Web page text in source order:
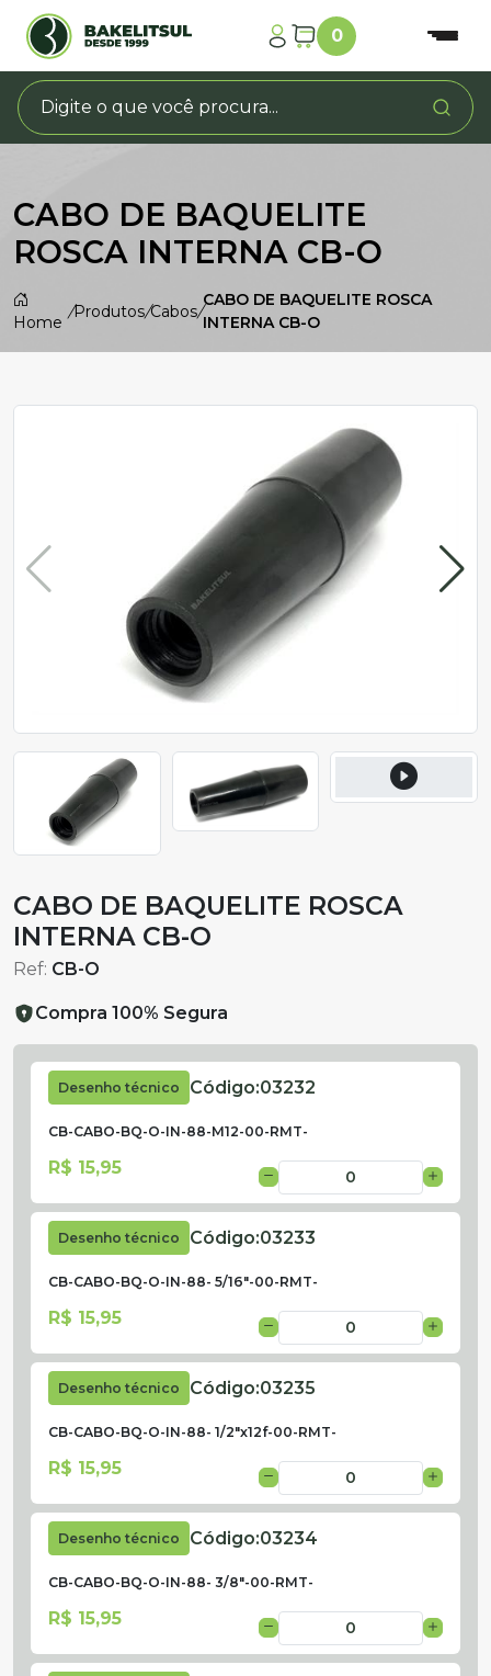
0
CABO DE BAQUELITE
ROSCA INTERNA CB-O
Home
/Produtos/Cabos/
CABO DE BAQUELITE ROSCA
INTERNA CB-O
CABO DE BAQUELITE ROSCA
INTERNA CB-O
Ref: CB-O
Compra 100% Segura
Desenho técnico Código:03232
CB-CABO-BQ-O-IN-88-M12-00-RMT-
R$ 15,95
Desenho técnico Código:03233
CB-CABO-BQ-O-IN-88- 5/16"-00-RMT-
R$ 15,95
Desenho técnico Código:03235
CB-CABO-BQ-O-IN-88- 1/2"x12f-00-RMT-
R$ 15,95
Desenho técnico Código:03234
CB-CABO-BQ-O-IN-88- 3/8"-00-RMT-
R$ 15,95